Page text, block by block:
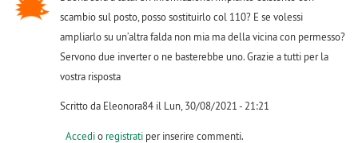
scambio sul posto, posso sostituirlo col 110? E se volessi
ampliarlo su un’altra falda non mia ma della vicina con permesso?
Servono due inverter o ne basterebbe uno. Grazie a tutti per la
vostra risposta
Scritto da Eleonora84 il Lun, 30/08/2021 - 21:21
Accedio registratiper inserire commenti.